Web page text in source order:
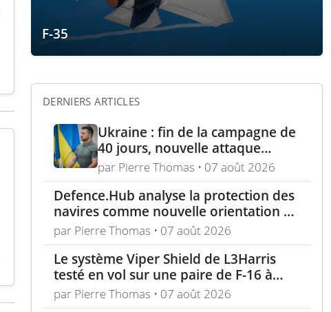
F-35
DERNIERS ARTICLES
Ukraine : fin de la campagne de
40 jours, nouvelle attaque
contre Wildberries et
élimination d’un général russe à
Moscou
par Pierre Thomas • 07 août 2026
Defence.Hub analyse la protection des
navires comme nouvelle orientation du
système MACS
par Pierre Thomas • 07 août 2026
Le système Viper Shield de L3Harris
testé en vol sur une paire de F-16 à
Edwards AFB
par Pierre Thomas • 07 août 2026